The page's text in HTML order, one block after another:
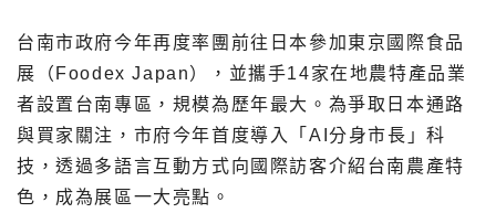
台南市政府今年再度率團前往日本參加東京國際食品
展（Foodex Japan），並攜手14家在地農特產品業
者設置台南專區，規模為歷年最大。為爭取日本通路
與買家關注，市府今年首度導入「AI分身市長」科
技，透過多語言互動方式向國際訪客介紹台南農產特
色，成為展區一大亮點。